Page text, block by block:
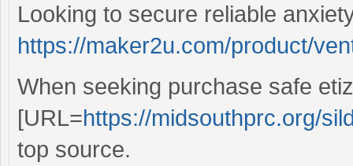
Looking to secure reliable
https://maker2u.com/product/
When seeking purchase safe
[URL=https://midsouthprc.org/
top source.